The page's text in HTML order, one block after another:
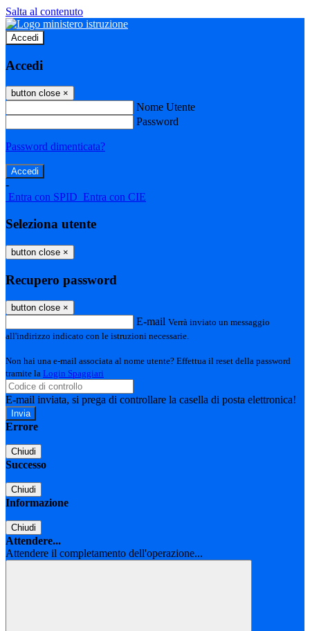
Salta al contenuto
Accedi
Accedi
button close ×
Nome Utente
Password
Password dimenticata?
-
Entra con SPID Entra con CIE
Seleziona utente
button close ×
Recupero password
button close ×
E-mail Verrà inviato un messaggio
all'indirizzo indicato con le istruzioni necessarie.
Non hai una e-mail associata al nome utente? Effettua il reset della password
tramite la Login Spaggiari
E-mail inviata, si prega di controllare la casella di posta elettronica!
Errore
Chiudi
Successo
Chiudi
Informazione
Chiudi
Attendere...
Attendere il completamento dell'operazione...